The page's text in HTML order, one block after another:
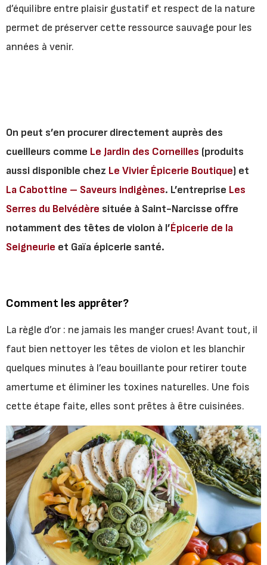
d’équilibre entre plaisir gustatif et respect de la nature
permet de préserver cette ressource sauvage pour les
années à venir.
On peut s’en procurer directement auprès des
cueilleurs comme Le Jardin des Corneilles (produits
aussi disponible chez Le Vivier Épicerie Boutique) et
La Cabottine – Saveurs indigènes. L’entreprise Les
Serres du Belvédère située à Saint-Narcisse offre
notamment des têtes de violon à l’Épicerie de la
Seigneurie et Gaïa épicerie santé.
Comment les apprêter?
La règle d’or : ne jamais les manger crues! Avant tout, il
faut bien nettoyer les têtes de violon et les blanchir
quelques minutes à l’eau bouillante pour retirer toute
amertume et éliminer les toxines naturelles. Une fois
cette étape faite, elles sont prêtes à être cuisinées.